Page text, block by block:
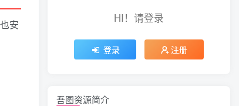
安
HI！请登录
HI！请登录
登录 注册
吾图资源简介